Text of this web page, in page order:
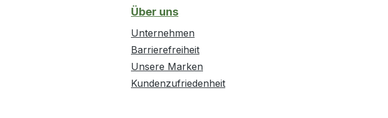
Über uns
Unternehmen
Barrierefreiheit
Unsere Marken
Kundenzufriedenheit